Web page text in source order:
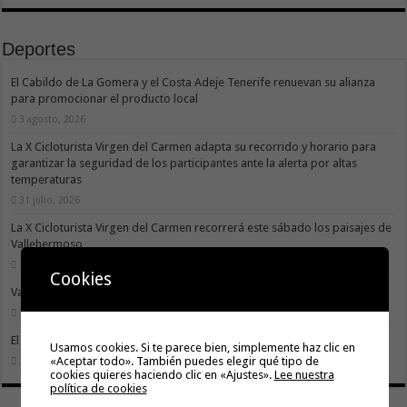
Deportes
El Cabildo de La Gomera y el Costa Adeje Tenerife renuevan su alianza
para promocionar el producto local
3 agosto, 2026
La X Cicloturista Virgen del Carmen adapta su recorrido y horario para
garantizar la seguridad de los participantes ante la alerta por altas
temperaturas
31 julio, 2026
La X Cicloturista Virgen del Carmen recorrerá este sábado los paisajes de
Vallehermoso
30 julio, 2026
Valle Gran Rey acoge este sábado la VII Travesía a Nado Isla Colombina
30 julio, 2026
El II torneo Autonómico Gomahara Beach Vóley ya tiene fecha
27 julio, 2026
Cookies
Usamos cookies. Si te parece bien, simplemente haz clic en
«Aceptar todo». También puedes elegir qué tipo de
cookies quieres haciendo clic en «Ajustes». Lee nuestra
política de cookies